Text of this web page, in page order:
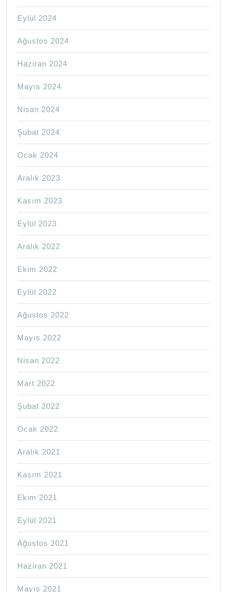
Eylül 2024
Ağustos 2024
Haziran 2024
Mayıs 2024
Nisan 2024
Şubat 2024
Ocak 2024
Aralık 2023
Kasım 2023
Eylül 2023
Aralık 2022
Ekim 2022
Eylül 2022
Ağustos 2022
Mayıs 2022
Nisan 2022
Mart 2022
Şubat 2022
Ocak 2022
Aralık 2021
Kasım 2021
Ekim 2021
Eylül 2021
Ağustos 2021
Haziran 2021
Mayıs 2021